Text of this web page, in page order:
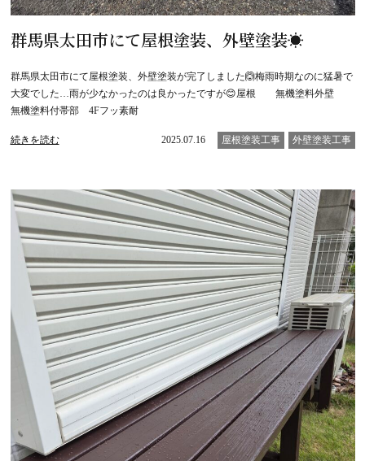
群馬県太田市にて屋根塗装、外壁塗装☀️
群馬県太田市にて屋根塗装、外壁塗装が完了しました🙆梅雨時期なのに猛暑で
大変でした…雨が少なかったのは良かったですが😊屋根 無機塗料外壁
無機塗料付帯部 4Fフッ素耐
続きを読む 2025.07.16 屋根塗装工事 外壁塗装工事